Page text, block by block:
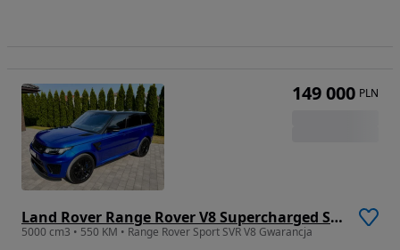
Land Rover Range Rover V8 Supercharged SVAutobiography Dynamic
5000 cm3 • 550 KM • Range Rover Sport SVR V8 Gwarancja
149 000 PLN